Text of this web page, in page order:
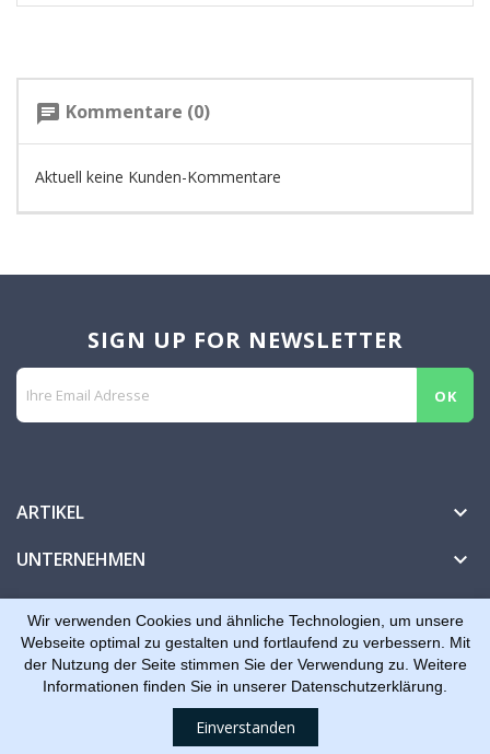
chat Kommentare (0)
Aktuell keine Kunden-Kommentare
SIGN UP FOR NEWSLETTER
ARTIKEL 
UNTERNEHMEN 
IHR KONTO 
Wir verwenden Cookies und ähnliche Technologien, um unsere
Webseite optimal zu gestalten und fortlaufend zu verbessern. Mit
der Nutzung der Seite stimmen Sie der Verwendung zu. Weitere
Informationen finden Sie in unserer Datenschutzerklärung.
Einverstanden